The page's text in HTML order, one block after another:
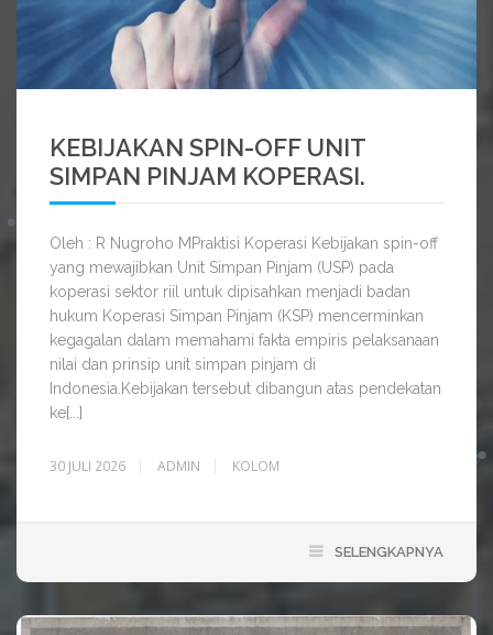
KEBIJAKAN SPIN-OFF UNIT
SIMPAN PINJAM KOPERASI.
Oleh : R Nugroho MPraktisi Koperasi Kebijakan spin-off
yang mewajibkan Unit Simpan Pinjam (USP) pada
koperasi sektor riil untuk dipisahkan menjadi badan
hukum Koperasi Simpan Pinjam (KSP) mencerminkan
kegagalan dalam memahami fakta empiris pelaksanaan
nilai dan prinsip unit simpan pinjam di
Indonesia.Kebijakan tersebut dibangun atas pendekatan
ke[...]
30 JULI 2026 ADMIN KOLOM
SELENGKAPNYA